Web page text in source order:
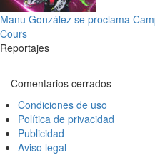
Manu González se proclama
Cours
Reportajes
Comentarios cerrados
Condiciones de uso
Política de privacidad
Publicidad
Aviso legal